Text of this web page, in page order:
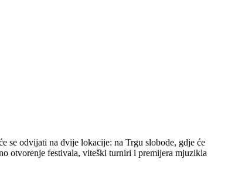
se odvijati na dvije lokacije: na Trgu slobode, gdje će
otvorenje festivala, viteški turniri i premijera mjuzikla